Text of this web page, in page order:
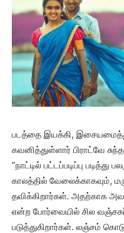
படத்தை இயக்கி,
கவனித்துள்ளார் பிராட்வே
”நாட்டில் பட்டப்படிப்பு
காலத்தில் வேலைக்காகவும்,
தவிக்கிறார்கள். அதற்காக
என்ற போர்வையில் சில
படுத்துகிறார்கள். லஞ்சம்